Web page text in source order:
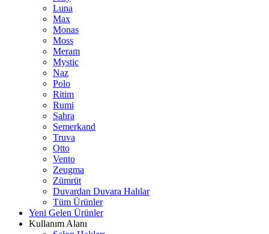
Luna
Max
Monas
Moss
Meram
Mystic
Naz
Polo
Ritim
Rumi
Sahra
Semerkand
Truva
Otto
Vento
Zeugma
Zümrüt
Duvardan Duvara Halılar
Tüm Ürünler
Yeni Gelen Ürünler
Kullanım Alanı